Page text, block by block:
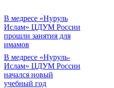
В медресе «Нуруль
Ислам» ЦДУМ России
прошли занятия для
имамов
В медресе «Нуруль-
Ислам» ЦДУМ России
начался новый
учебный год